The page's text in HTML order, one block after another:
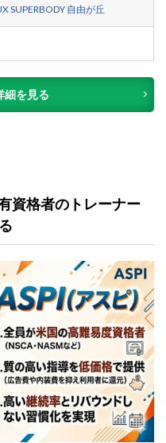
SUPERBODY 自由が丘
細を見る
資格者のトレーナー